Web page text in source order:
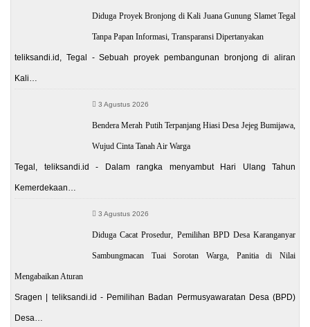
Diduga Proyek Bronjong di Kali Juana Gunung Slamet Tegal
Tanpa Papan Informasi, Transparansi Dipertanyakan
teliksandi.id, Tegal - Sebuah proyek pembangunan bronjong di aliran
Kali…
3 Agustus 2026
Bendera Merah Putih Terpanjang Hiasi Desa Jejeg Bumijawa,
Wujud Cinta Tanah Air Warga
Tegal, teliksandi.id - Dalam rangka menyambut Hari Ulang Tahun
Kemerdekaan…
3 Agustus 2026
Diduga Cacat Prosedur, Pemilihan BPD Desa Karanganyar
Sambungmacan Tuai Sorotan Warga, Panitia di Nilai
Mengabaikan Aturan
Sragen | teliksandi.id - Pemilihan Badan Permusyawaratan Desa (BPD)
Desa…